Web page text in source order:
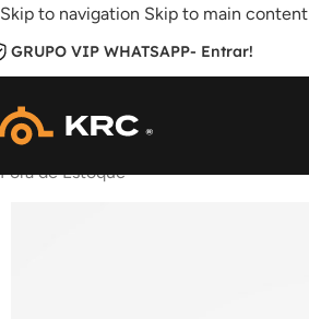
Skip to navigation Skip to main content
GRUPO VIP WHATSAPP- Entrar!
Fora de Estoque